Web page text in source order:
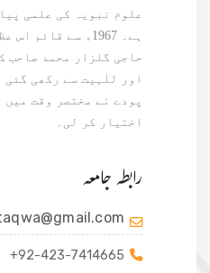
علوم نبویہ کی علمی
ہے۔ 1967ء سے
حاجی گلزار محمد صاحب
اور للٰہیت سے رکھی
پودے نے مختصر وقت
اختیار کر لی۔
رابطہ جامعہ
+92-423-7414665